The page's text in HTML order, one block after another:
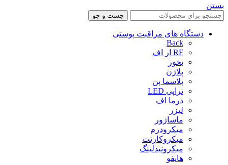
بستن
جست و جو
دستگاه های مراقبت پوستی
Back
RF ار اف
بخور
پلاژن
پلاسما پن
تراپی LED
درما اف
لیزر
ماساژور
میکرودرم
میکروکارنت
میکرونیدلینگ
هایفو